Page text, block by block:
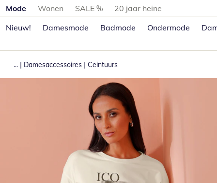
Productcategorieën overslaan
Mode Wonen SALE %
20 jaar heine
Nieuw!
Damesmode Badmode Ondermode
... | Damesaccessoires | Ceintuurs